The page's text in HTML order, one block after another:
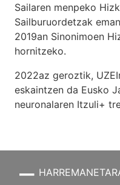
Sailaren menpeko
Sailburuordetzak
2019an Sinonimoen
hornitzeko.
2022az geroztik,
eskaintzen da Eusko
neuronalaren Itzuli+